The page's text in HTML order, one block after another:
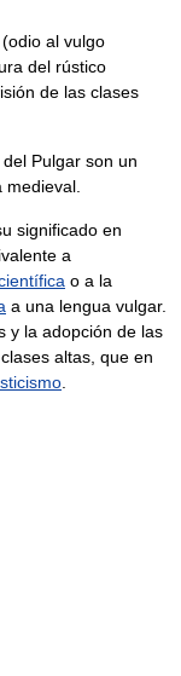
(odio al vulgo
del rústico
de las clases
Pulgar son un
significado en
a
o a la
a una lengua vulgar.
y la adopción de las
altas, que en